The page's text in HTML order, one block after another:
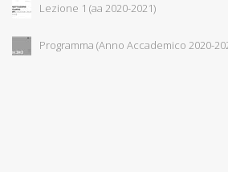
Lezione 1 (aa 2020-2021)
Programma (Anno Accademico 2020-